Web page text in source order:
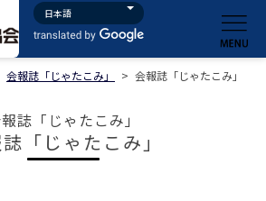
会報誌「じゃたこみ」 > 会報誌「じゃたこみ」
誌「じゃたこみ」
「じゃたこみ」